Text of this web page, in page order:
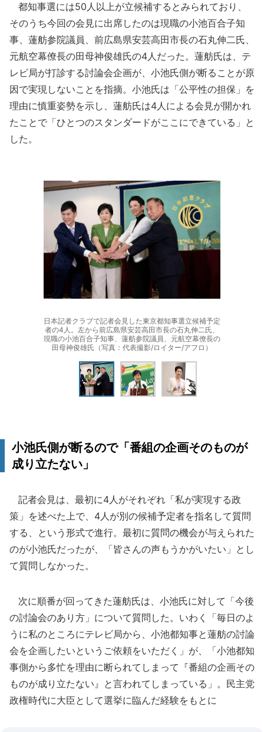
都知事選には50人以上が立候補するとみられており、
そのうち今回の会見に出席したのは現職の小池百合子知
事、蓮舫参院議員、前広島県安芸高田市長の石丸伸二氏、
元航空幕僚長の田母神俊雄氏の4人だった。蓮舫氏は、テ
レビ局が打診する討論会企画が、小池氏側が断ることが原
因で実現しないことを指摘。小池氏は「公平性の担保」を
理由に慎重姿勢を示し、蓮舫氏は4人による会見が開かれ
たことで「ひとつのスタンダードがここにできている」と
した。
日本記者クラブで記者会見した東京都知事選立候補予定
者の4人。左から前広島県安芸高田市長の石丸伸二氏、
現職の小池百合子知事、蓮舫参院議員、元航空幕僚長の
田母神俊雄氏（写真：代表撮影/ロイター/アフロ）
小池氏側が断るので「番組の企画そのものが
成り立たない」
記者会見は、最初に4人がそれぞれ「私が実現する政
策」を述べた上で、4人が別の候補予定者を指名して質問
する、という形式で進行。最初に質問の機会が与えられた
のが小池氏だったが、「皆さんの声もうかがいたい」とし
て質問しなかった。
次に順番が回ってきた蓮舫氏は、小池氏に対して「今後
の討論会のあり方」について質問した。いわく「毎日のよ
うに私のところにテレビ局から、小池都知事と蓮舫の討論
会を企画したいというご依頼をいただく」が、「小池都知
事側から多忙を理由に断られてしまって『番組の企画その
ものが成り立たない』と言われてしまっている」。民主党
政権時代に大臣として選挙に臨んだ経験をもとに